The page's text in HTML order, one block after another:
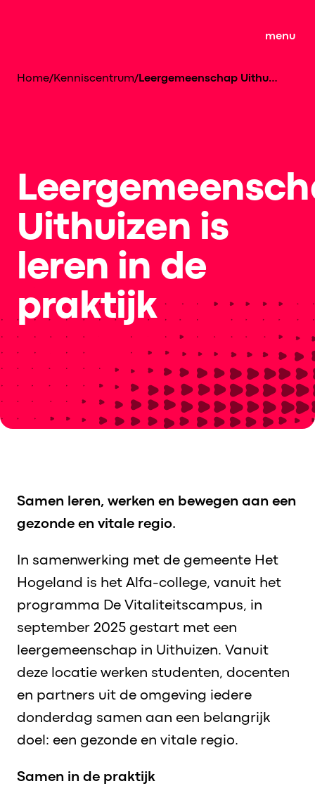
menu
Home/Kenniscentrum/ Leergemeenschap Uithuizen is leren in de praktijk
Uithuizen is
leren in de
praktijk
Samen leren, werken en bewegen aan een
gezonde en vitale regio.
In samenwerking met de gemeente Het
Hogeland is het Alfa-college, vanuit het
programma De Vitaliteitscampus, in
september 2025 gestart met een
leergemeenschap in Uithuizen. Vanuit
deze locatie werken studenten, docenten
en partners uit de omgeving iedere
donderdag samen aan een belangrijk
doel: een gezonde en vitale regio.
Samen in de praktijk